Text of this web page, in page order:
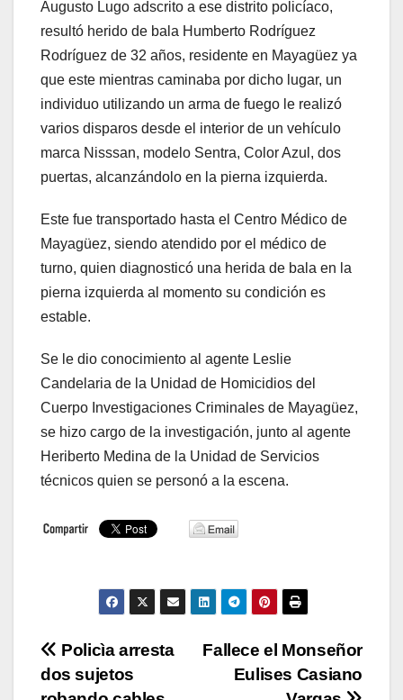
Augusto Lugo adscrito a ese distrito policíaco,
resultó herido de bala Humberto Rodríguez
Rodríguez de 32 años, residente en Mayagüez ya
que este mientras caminaba por dicho lugar, un
individuo utilizando un arma de fuego le realizó
varios disparos desde el interior de un vehículo
marca Nisssan, modelo Sentra, Color Azul, dos
puertas, alcanzándolo en la pierna izquierda.
Este fue transportado hasta el Centro Médico de
Mayagüez, siendo atendido por el médico de
turno, quien diagnosticó una herida de bala en la
pierna izquierda al momento su condición es
estable.
Se le dio conocimiento al agente Leslie
Candelaria de la Unidad de Homicidios del
Cuerpo Investigaciones Criminales de Mayagüez,
se hizo cargo de la investigación, junto al agente
Heriberto Medina de la Unidad de Servicios
técnicos quien se personó a la escena.
Navegación
Fallece el Monseñor
Eulises Casiano
Policìa arresta
dos sujetos